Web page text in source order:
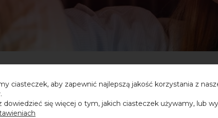
dla osób znajdujących się w trudniejszej sytuacji
Stowarzyszenie wpłatą na konto z dopiskiem
ciasteczek, aby zapewnić najlepszą jakość korzystania z
dowiedzieć się więcej o tym, jakich ciasteczek używamy, lub